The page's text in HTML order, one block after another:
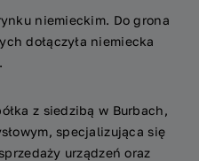
niemieckim. Do grona
dołączyła niemiecka
z siedzibą w Burbach,
specjalizująca się
urządzeń oraz